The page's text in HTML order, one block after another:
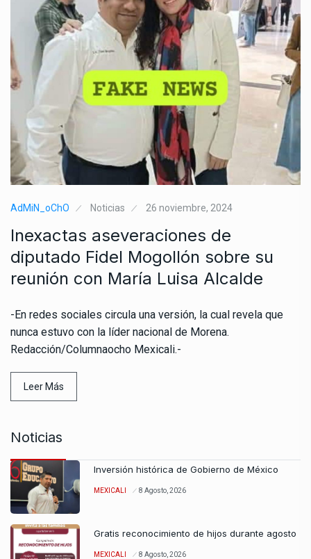
AdMiN_oChO Noticias 26 noviembre, 2024
Inexactas aseveraciones de
diputado Fidel Mogollón sobre su
reunión con María Luisa Alcalde
-En redes sociales circula una versión, la cual revela que
nunca estuvo con la líder nacional de Morena.
Redacción/Columnaocho Mexicali.-
Leer Más
Noticias
Inversión histórica de Gobierno de México
MEXICALI 8 Agosto, 2026
Gratis reconocimiento de hijos durante agosto
MEXICALI 8 Agosto, 2026